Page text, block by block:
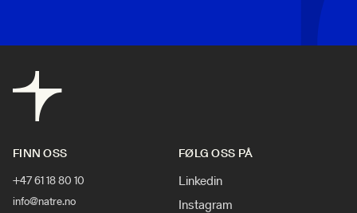
FINN OSS
+47 61 18 80 10
info@natre.no
FØLG OSS PÅ
Linkedin
Instagram